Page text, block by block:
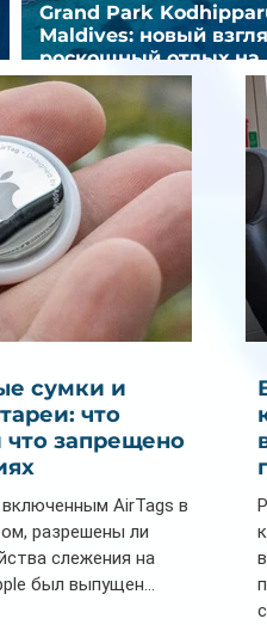
Grand Park
Maldives: новый
роскошный отдых на
Мальдивах
сумки и
что
запрещено в
AirTags в
разрешены ли
слежения на
был выпущен...